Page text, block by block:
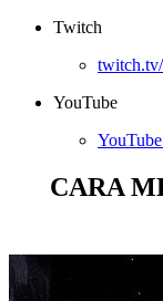
Twitch
YouTube
CARA